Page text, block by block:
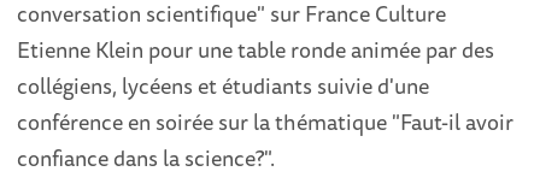
conversation scientifique" sur France Culture
Etienne Klein pour une table ronde animée par des
collégiens, lycéens et étudiants suivie d'une
conférence en soirée sur la thématique "Faut-il avoir
confiance dans la science?".